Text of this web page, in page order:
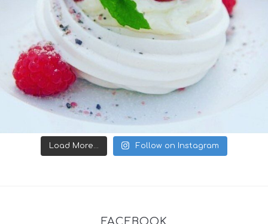
Load More... Follow on Instagram